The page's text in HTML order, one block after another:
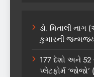
ડો. મિતાલી નાગ
કુમારની
177 દેશો અને 52
પ્લેટફોર્મ